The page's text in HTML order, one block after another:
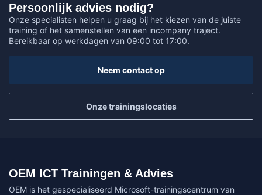
Persoonlijk advies nodig?
Onze specialisten helpen u graag bij het kiezen van de juiste
training of het samenstellen van een incompany traject.
Bereikbaar op werkdagen van 09:00 tot 17:00.
Neem contact op
Onze trainingslocaties
OEM ICT Trainingen & Advies
OEM is het gespecialiseerd Microsoft-trainingscentrum van